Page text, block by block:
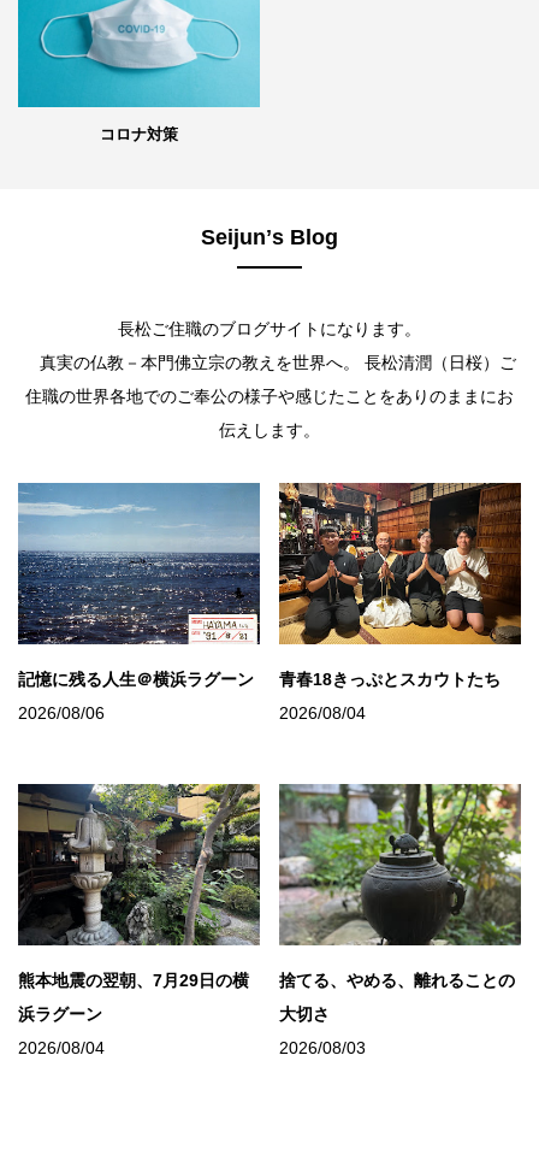
コロナ対策
Seijunʼs Blog
長松ご住職のブログサイトになります。
真実の仏教－本門佛立宗の教えを世界へ。 長松清潤（日桜）ご
住職の世界各地でのご奉公の様子や感じたことをありのままにお
伝えします。
記憶に残る人生＠横浜ラグーン
2026/08/06
青春18きっぷとスカウトたち
2026/08/04
熊本地震の翌朝、7月29日の横
浜ラグーン
2026/08/04
捨てる、やめる、離れることの
大切さ
2026/08/03